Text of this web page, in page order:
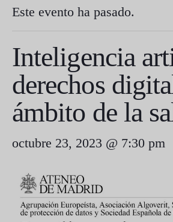
Este evento ha pasado.
Inteligencia
derechos
ámbito de la
octubre 23, 2023 @ 7:30 pm